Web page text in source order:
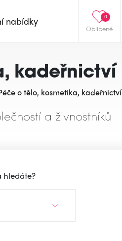
Oblíbené
0
nabídky
kadeřnictví
o tělo, kosmetika, kadeřnictví
a živnostníků
hledáte?